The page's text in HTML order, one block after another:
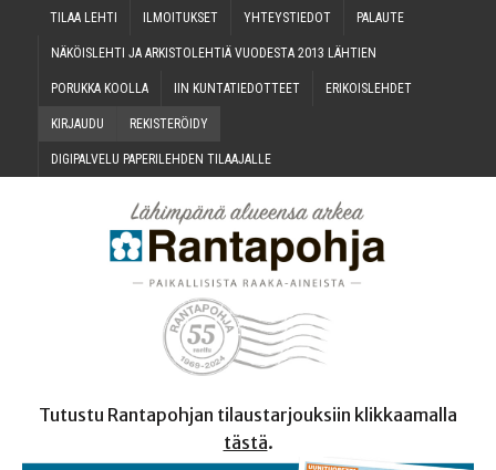
TILAA LEH­TI ILMOI­TUK­SET YHTEYS­TIE­DOT PALAU­TE
NÄKÖIS­LEH­TI JA ARKIS­TO­LEH­TIÄ VUO­DES­TA 2013 LÄHTIEN
PORUK­KA KOOLLA IIN KUN­TA­TIE­DOT­TEET ERI­KOIS­LEH­DET
KIR­JAU­DU REKIS­TE­RÖI­DY
DIGI­PAL­VE­LU PAPE­RI­LEH­DEN TILAAJALLE
Tutustu Rantapohjan tilaustarjouksiin klikkaamalla
tästä.